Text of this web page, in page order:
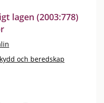
lagen (2003:778)
och beredskap